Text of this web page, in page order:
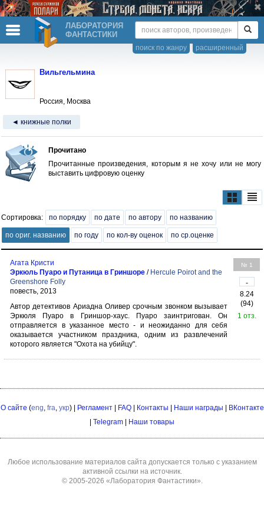
ЛАБОРАТОРИЯ
ФАНТАСТИКИ
расширенный
поиск по жанру
Вильгельмина
Россия, Москва
◄ книжные полки
Прочитано
Прочитанные произведения, которым я не хочу или не могу
выставить цифровую оценку
Сортировка: по порядку по дате по автору по названию
по ориг. названию по году по кол-ву оценок по ср.оценке
Агата Кристи
Эркюль Пуаро и Путаница в Гриншоре / Hercule Poirot and the
Greenshore Folly
повесть, 2013
Автор детективов Ариадна Оливер срочным звонком вызывает
Эркюля Пуаро в Гриншор-хаус. Пуаро заинтригован. Он
отправляется в указанное место - и неожиданно для себя
оказывается участником праздника, одним из развлечений
которого является "Охота на убийцу".
№ 1
-
8.24
(94)
1 отз.
О сайте (eng, fra, укр) | Регламент| FAQ| Контакты Наши награды
ВКонтакте
Telegram Наши товары
Любое использование материалов сайта допускается только с указанием
активной ссылки на источник.
© 2005-2026 «Лаборатория Фантастики».